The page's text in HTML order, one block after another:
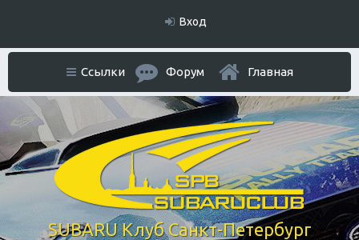
Вход
SUBARU Клуб Санкт-Петербург
Ссылки Форум Главная